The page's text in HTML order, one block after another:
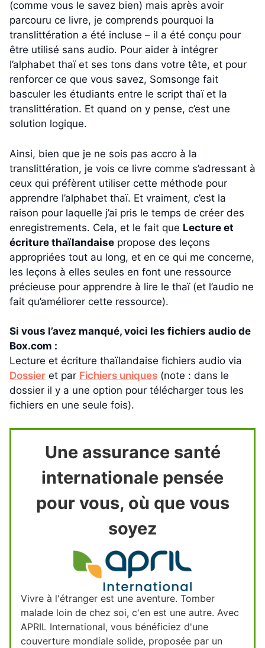
(comme vous le savez bien) mais après avoir
parcouru ce livre, je comprends pourquoi la
translittération a été incluse – il a été conçu pour
être utilisé sans audio. Pour aider à intégrer
l’alphabet thaï et ses tons dans votre tête, et pour
renforcer ce que vous savez, Somsonge fait
basculer les étudiants entre le script thaï et la
translittération. Et quand on y pense, c’est une
solution logique.
Ainsi, bien que je ne sois pas accro à la
translittération, je vois ce livre comme s’adressant à
ceux qui préfèrent utiliser cette méthode pour
apprendre l’alphabet thaï. Et vraiment, c’est la
raison pour laquelle j’ai pris le temps de créer des
enregistrements. Cela, et le fait que Lecture et
écriture thaïlandaise propose des leçons
appropriées tout au long, et en ce qui me concerne,
les leçons à elles seules en font une ressource
précieuse pour apprendre à lire le thaï (et l’audio ne
fait qu’améliorer cette ressource).
Si vous l’avez manqué, voici les fichiers audio de
Box.com :
Lecture et écriture thaïlandaise fichiers audio via
Dossier et par Fichiers uniques (note : dans le
dossier il y a une option pour télécharger tous les
fichiers en une seule fois).
Une assurance santé
internationale pensée
pour vous, où que vous
soyez
Vivre à l'étranger est une aventure. Tomber
malade loin de chez soi, c'en est une autre. Avec
APRIL International, vous bénéficiez d'une
couverture mondiale solide, proposée par un